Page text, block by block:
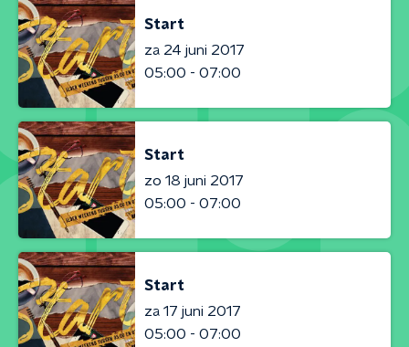
Start
za 24 juni 2017
05:00 - 07:00
Start
zo 18 juni 2017
05:00 - 07:00
Start
za 17 juni 2017
05:00 - 07:00